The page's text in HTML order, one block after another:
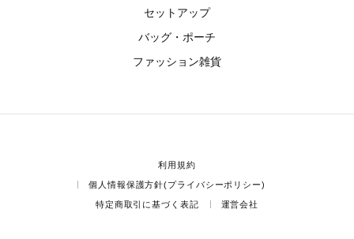
セットアップ
バッグ・ポーチ
ファッション雑貨
利用規約
個人情報保護方針(プライバシーポリシー)
特定商取引に基づく表記 運営会社